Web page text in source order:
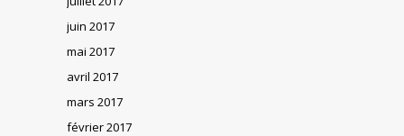
juin 2017
mai 2017
avril 2017
mars 2017
février 2017